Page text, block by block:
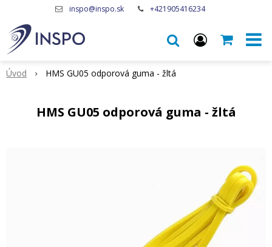
inspo@inspo.sk +421905416234
Úvod HMS GU05 odporová guma - žltá
HMS GU05 odporová guma - žltá